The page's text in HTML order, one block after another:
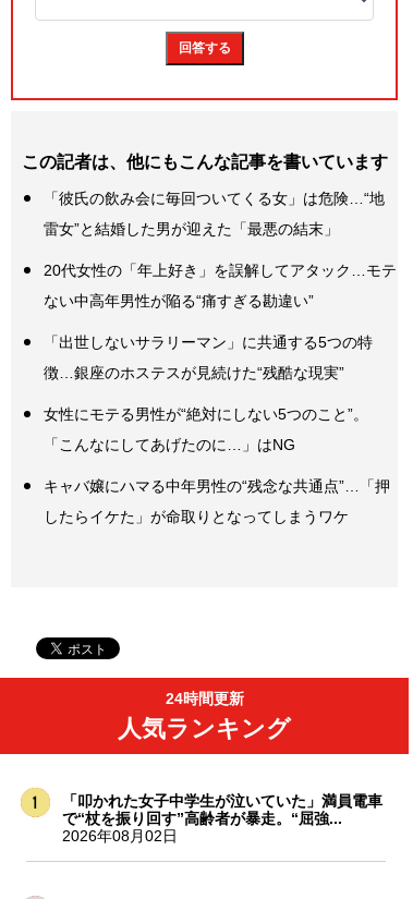
この記者は、他にもこんな記事を書いています
「彼氏の飲み会に毎回ついてくる女」は危険…“地
雷女”と結婚した男が迎えた「最悪の結末」
20代女性の「年上好き」を誤解してアタック…モテ
ない中高年男性が陥る“痛すぎる勘違い”
「出世しないサラリーマン」に共通する5つの特
徴…銀座のホステスが見続けた“残酷な現実”
女性にモテる男性が“絶対にしない5つのこと”。
「こんなにしてあげたのに…」はNG
キャバ嬢にハマる中年男性の“残念な共通点”…「押
したらイケた」が命取りとなってしまうワケ
24時間更新
人気ランキング
「叩かれた女子中学生が泣いていた」満員電車
で“杖を振り回す”高齢者が暴走。“屈強...
2026年08月02日